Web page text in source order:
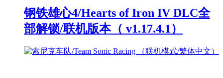
钢铁雄心4/Hearts of Iron IV DLC全
部解锁/联机版本（ v1.17.4.1）